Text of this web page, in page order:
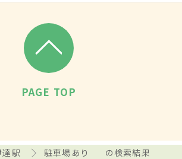
PAGE TOP
達駅 駐車場あり の検索結果